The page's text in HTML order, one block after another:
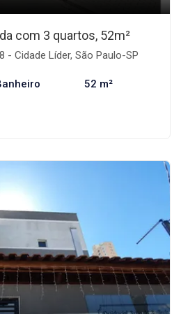
com 3 quartos, 52m²
- Cidade Líder, São Paulo-SP
52 m²